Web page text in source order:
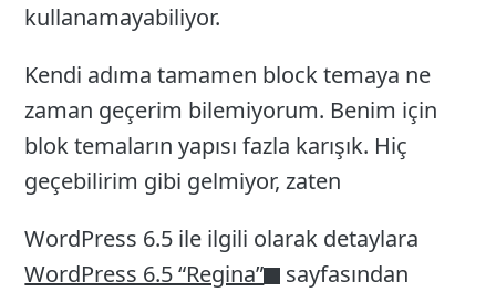
kullanamayabiliyor.
Kendi adıma tamamen block temaya ne
zaman geçerim bilemiyorum. Benim için
blok temaların yapısı fazla karışık. Hiç
geçebilirim gibi gelmiyor, zaten
WordPress 6.5 ile ilgili olarak detaylara
WordPress 6.5 “Regina”
sayfasından